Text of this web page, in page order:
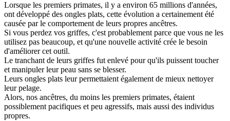
Lorsque les premiers primates, il y a environ 65 millions d'années,
ont développé des ongles plats, cette évolution a certainement été
causée par le comportement de leurs propres ancêtres.
Si vous perdez vos griffes, c'est probablement parce que vous ne les
utilisez pas beaucoup, et qu'une nouvelle activité crée le besoin
d'améliorer cet outil.
Le tranchant de leurs griffes fut enlevé pour qu'ils puissent toucher
et manipuler leur peau sans se blesser.
Leurs ongles plats leur permettaient également de mieux nettoyer
leur pelage.
Alors, nos ancêtres, du moins les premiers primates, étaient
possiblement pacifiques et peu agressifs, mais aussi des individus
propres.